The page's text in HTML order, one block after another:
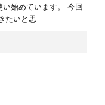
始めています。 今回
たいと思